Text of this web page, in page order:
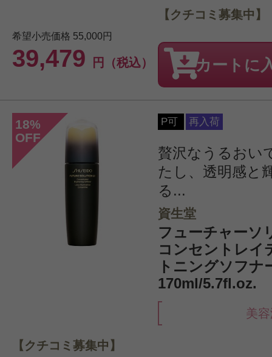
希望小売価格 55,000円
39,479 円（税込）
【クチコミ募集中】
カートに
18%
OFF
P可 再入荷
贅沢なうるおい
たし、透明感と
る...
資生堂
フューチャーソ
コンセントレイ
トニングソフナ
170ml/5.7fl.oz.
美
【クチコミ募集中】